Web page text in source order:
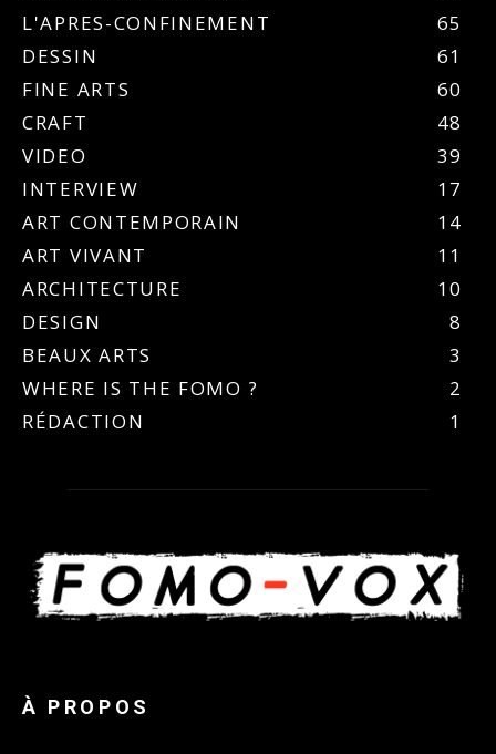
L'APRES-CONFINEMENT
65
DESSIN
61
FINE ARTS
60
CRAFT
48
VIDEO
39
INTERVIEW
17
ART CONTEMPORAIN
14
ART VIVANT
11
ARCHITECTURE
10
DESIGN
8
BEAUX ARTS
3
WHERE IS THE FOMO ?
2
RÉDACTION
1
À PROPOS